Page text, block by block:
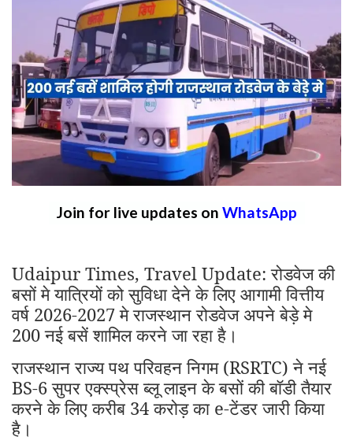
Join for live updates on WhatsApp
Udaipur Times, Travel Update: रोडवेज की
बसों मे यात्रियों को सुविधा देने के लिए आगामी वित्तीय
वर्ष 2026-2027 मे राजस्थान रोडवेज अपने बेड़े मे
200 नई बसें शामिल करने जा रहा है।
राजस्थान राज्य पथ परिवहन निगम (RSRTC) ने नई
BS-6 सुपर एक्स्प्रेस ब्लू लाइन के बसों की बॉडी तैयार
करने के लिए करीब 34 करोड़ का e-टेंडर जारी किया
है।